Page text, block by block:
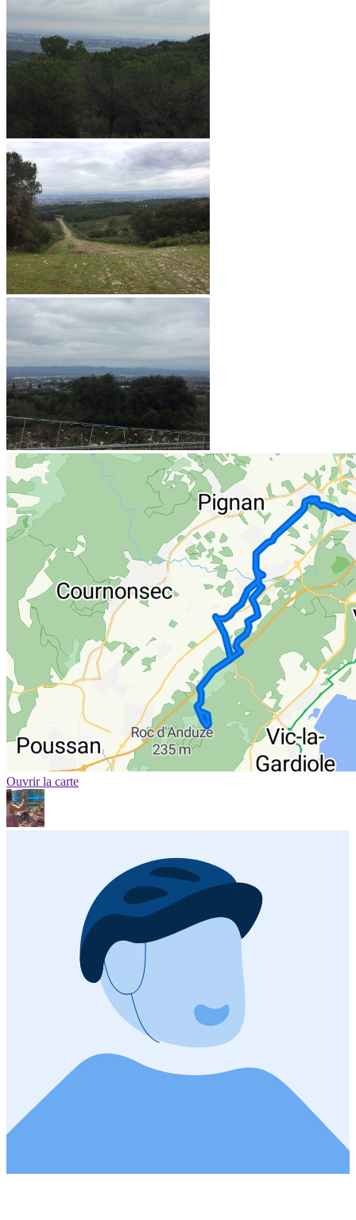
Ouvrir la carte